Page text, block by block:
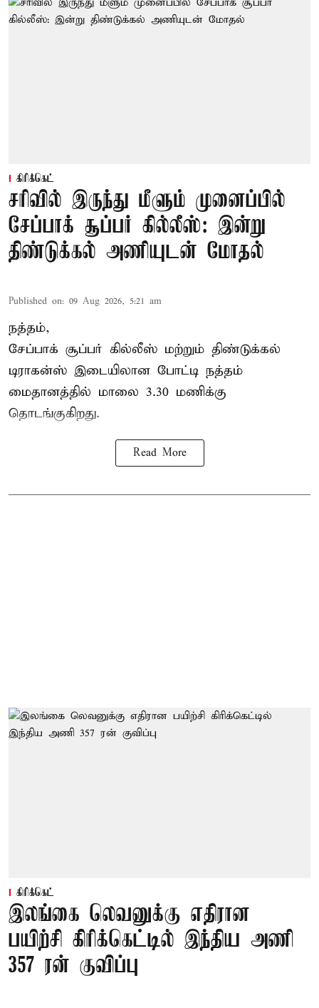
கிரிக்கெட்
சரிவில் இருந்து மீளும் முனைப்பில்
சேப்பாக் சூப்பர் கில்லீஸ்: இன்று
திண்டுக்கல் அணியுடன் மோதல்
Published on: 09 Aug 2026, 5:21 am
நத்தம்,
சேப்பாக் சூப்பர் கில்லீஸ் மற்றும் திண்டுக்கல்
டிராகன்ஸ் இடையிலான போட்டி நத்தம்
மைதானத்தில் மாலை 3.30 மணிக்கு
தொடங்குகிறது.
Read More
கிரிக்கெட்
இலங்கை லெவனுக்கு எதிரான
பயிற்சி கிரிக்கெட்டில் இந்திய அணி
357 ரன் குவிப்பு